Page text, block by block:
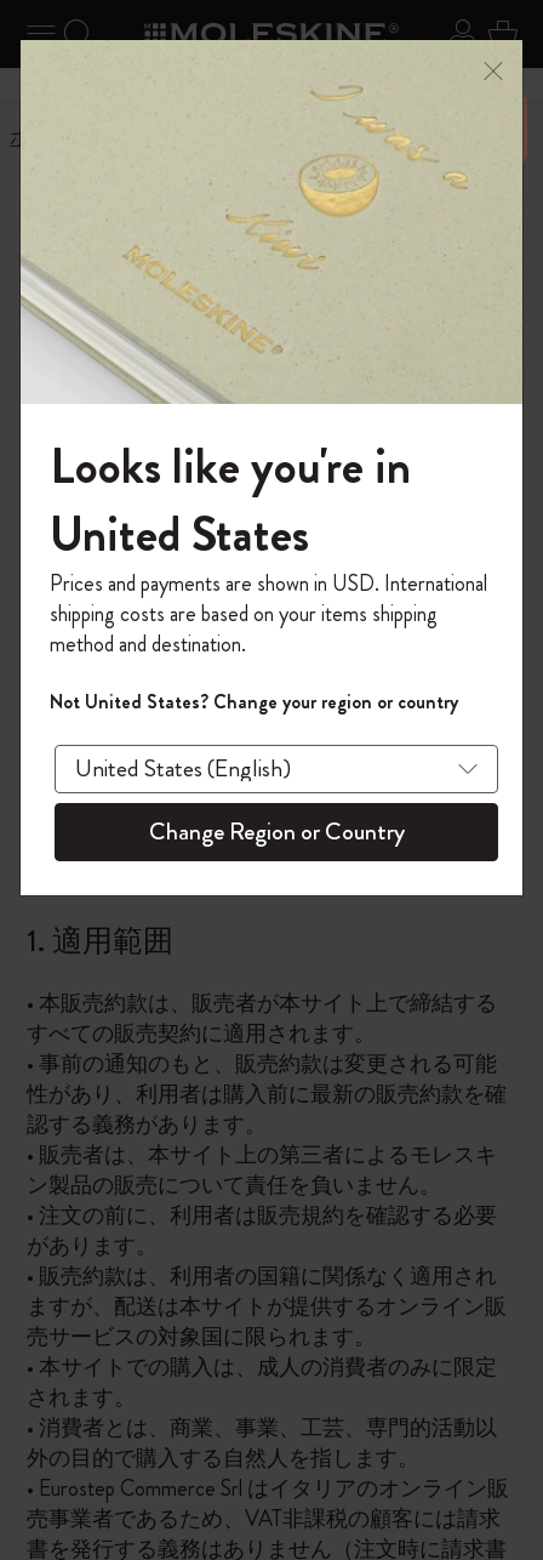
ナビゲーションの切替 ログ
検索 (キーワードなど) カ
6,500円以上のご購入で送料無料 メニ
ーを閉じる
ホーム
モレスキン販売約款
本販売約款は、ウェブサイト
www.moleskine.com（以下、本サイト）におけるモ
レスキンブランド製品の提供および販売に適用さ
れ、利用規約およびプライバシーポリシーととも
に適用されます。
本販売約款は、イタリア民法典、情報社会サービ
スおよび電子商取引に関する政令 n.70/2014、消
費者法典の規定に従い、本サイトを通じた製品の
販売に適用されます。
本サイトで販売される製品は、以下の企業によっ
• 販売者: Eurostep Commerce Srl
(TV), Italy
- C.F.およびP.IVA: 04887580266
• 提供者: Moleskine S.r.l.
1. 適用範囲
• 本販売約款は、販売者が本サイト上で締結する
すべての販売契約に適用されます。
• 事前の通知のもと、販売約款は変更される可能
性があり、利用者は購入前に最新の販売約款を確
認する義務があります。
• 販売者は、本サイト上の第三者によるモレスキ
ン製品の販売について責任を負いません。
• 注文の前に、利用者は販売規約を確認する必要
があります。
• 販売約款は、利用者の国籍に関係なく適用され
ますが、配送は本サイトが提供するオンライン販
売サービスの対象国に限られます。
• 本サイトでの購入は、成人の消費者のみに限定
されます。
• 消費者とは、商業、事業、工芸、専門的活動以
外の目的で購入する自然人を指します。
• Eurostep Commerce Srl はイタリアのオンライン販
売事業者であるため、VAT非課税の顧客には請求
書を発行する義務はありません（注文時に請求書
モレスキンの世界へようこそ
「WELCOME10」を入力すると、初回注
文が10%オフ＋送料無料になります。セ
ール・アウトレット品は適用外。
Moleskineアカウントを作成して限定オフ
ァーや会員特典、さらに多くのインスピ
レーションを手に入れましょう。
今すぐ会員登録 !
Looks like you're in
United States
Prices and payments are shown in USD. International
shipping costs are based on your items shipping
method and destination.
Not United States? Change your region or country
Change Region or Country